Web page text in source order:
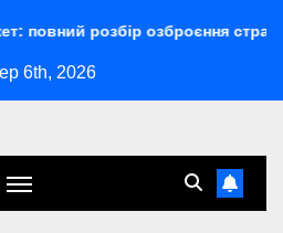
озброєння стратегічного
6th, 2026